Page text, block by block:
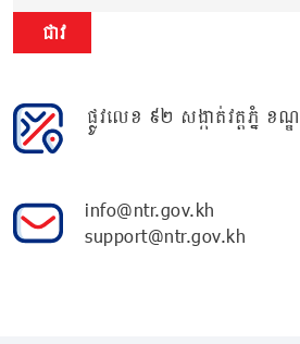
ជាវ
ផ្លូវលេខ ៩២ សង្កាត់វត្តភ្នំ ខ
info@ntr.gov.kh
support@ntr.gov.kh